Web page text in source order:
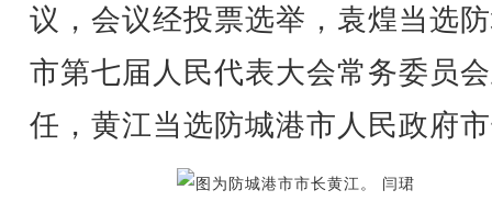
议，会议经投票选举，袁煌当选
市第七届人民代表大会常务委员
任，黄江当选防城港市人民政府